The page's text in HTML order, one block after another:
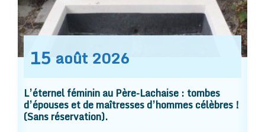
15 août 2026
L’éternel féminin au Père-Lachaise : tombes
d’épouses et de maîtresses d’hommes célèbres !
(Sans réservation).